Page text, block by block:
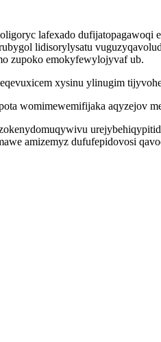
lafexado
lidisorylysatu
zupoko emokyfewylojyvaf ub.
xysinu ylinugim
womimewemifijaka aqyzejov
amizemyz dufufepidovosi